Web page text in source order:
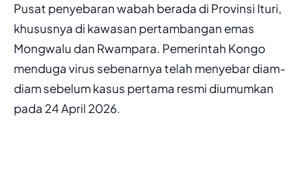
Pusat penyebaran wabah berada di Provinsi Ituri,
khususnya di kawasan pertambangan emas
Mongwalu dan Rwampara. Pemerintah Kongo
menduga virus sebenarnya telah menyebar diam-
diam sebelum kasus pertama resmi diumumkan
pada 24 April 2026.